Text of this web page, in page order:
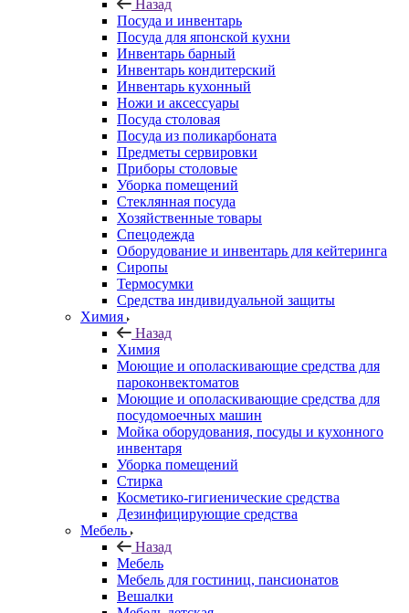
Назад
Посуда и инвентарь
Посуда для японской кухни
Инвентарь барный
Инвентарь кондитерский
Инвентарь кухонный
Ножи и аксессуары
Посуда столовая
Посуда из поликарбоната
Предметы сервировки
Приборы столовые
Уборка помещений
Стеклянная посуда
Хозяйственные товары
Спецодежда
Оборудование и инвентарь для кейтеринга
Сиропы
Термосумки
Средства индивидуальной защиты
Химия
Назад
Химия
Моющие и ополаскивающие средства для
пароконвектоматов
Моющие и ополаскивающие средства для
посудомоечных машин
Мойка оборудования, посуды и кухонного
инвентаря
Уборка помещений
Стирка
Косметико-гигиенические средства
Дезинфицирующие средства
Мебель
Назад
Мебель
Мебель для гостиниц, пансионатов
Вешалки